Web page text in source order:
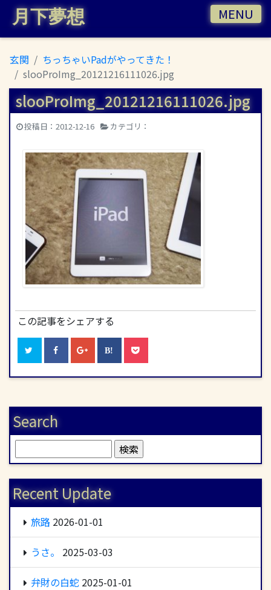
月下夢想 MENU
玄関
ちっちゃいPadがやってきた！
slooProImg_20121216111026.jpg
slooProImg_20121216111026.jpg|
投稿日： 2012-12-16 カテゴリ：
この記事をシェアする
Search
索:
Recent Update
旅路 2026-01-01
うさ。 2025-03-03
弁財の白蛇 2025-01-01